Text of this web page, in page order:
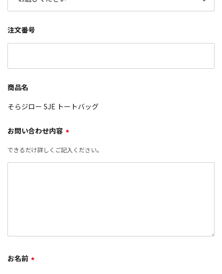
注文番号
商品名
そらジロー SJE トートバッグ
お問い合わせ内容 *
できるだけ詳しくご記入ください。
お名前 *